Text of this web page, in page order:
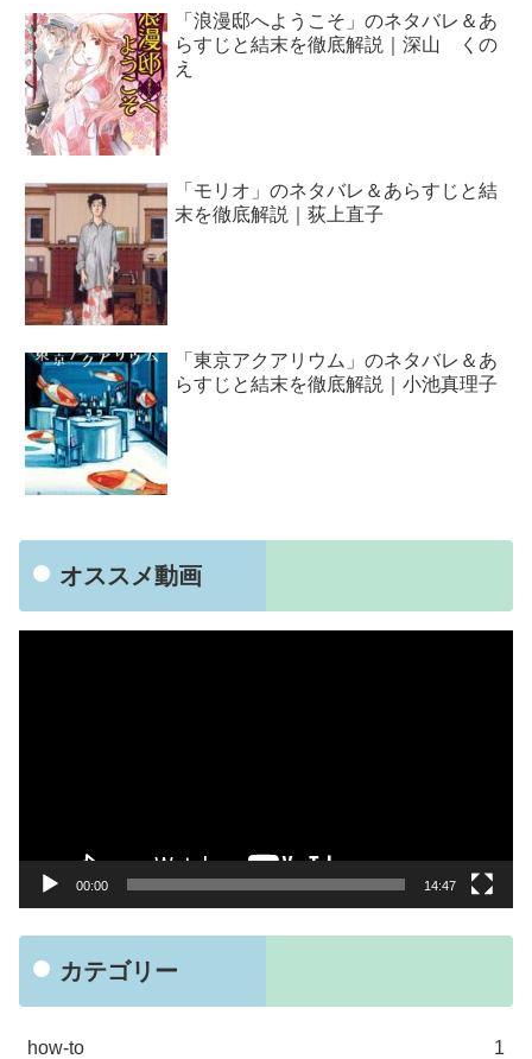
「浪漫邸へようこそ」のネタバレ＆あ
らすじと結末を徹底解説｜深山 くの
え
「モリオ」のネタバレ＆あらすじと結
末を徹底解説｜荻上直子
「東京アクアリウム」のネタバレ＆あ
らすじと結末を徹底解説｜小池真理子
オススメ動画
00:00 14:47
カテゴリー
how-to 1